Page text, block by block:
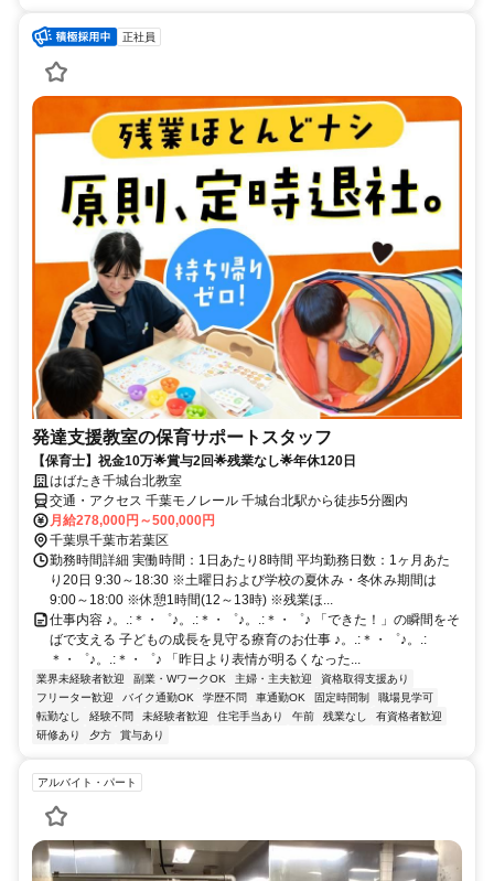
正社員
発達支援教室の保育サポートスタッフ
【保育士】祝金10万🌟賞与2回🌟残業なし🌟年休120日
はばたき千城台北教室
交通・アクセス 千葉モノレール 千城台北駅から徒歩5分圏内
月給278,000円～500,000円
千葉県千葉市若葉区
勤務時間詳細 実働時間：1日あたり8時間 平均勤務日数：1ヶ月あた
り20日 9:30～18:30 ※土曜日および学校の夏休み・冬休み期間は
9:00～18:00 ※休憩1時間(12～13時) ※残業ほ...
仕事内容 ♪。.:＊・゜♪。.:＊・゜♪。.:＊・゜♪ 「できた！」の瞬間をそ
ばで支える 子どもの成長を見守る療育のお仕事 ♪。.:＊・゜♪。.:
＊・゜♪。.:＊・゜♪ 「昨日より表情が明るくなった...
業界未経験者歓迎 副業・WワークOK 主婦・主夫歓迎
資格取得支援あり
フリーター歓迎
バイク通勤OK 学歴不問 車通勤OK 固定時間制
職場見学可
転勤なし
経験不問 未経験者歓迎 住宅手当あり 午前 残業なし
有資格者歓迎
研修あり
夕方 賞与あり
アルバイト・パート